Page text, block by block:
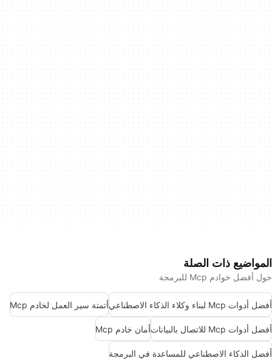
المواضيع ذات الصلة
حول أفضل خوادم Mcp للبرمجة
أفضل أدوات Mcp لبناء وكلاء الذكاء الاصطناعي أتمتة سير العمل لخادم Mcp
أفضل أدوات Mcp للاتصال بالبيانات أمان خادم Mcp
أفضل الذكاء الاصطناعي للمساعدة في البرمجة